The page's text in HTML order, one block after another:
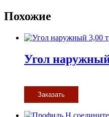
Похожие
Угол
Заказать